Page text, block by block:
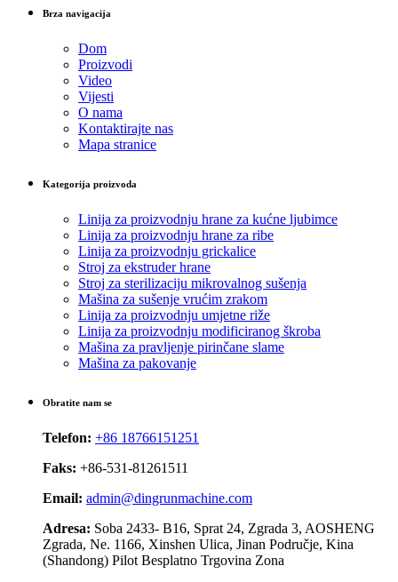
Brza navigacija
Dom
Proizvodi
Video
Vijesti
O nama
Kontaktirajte nas
Mapa stranice
Kategorija proizvoda
Linija za proizvodnju hrane za kućne ljubimce
Linija za proizvodnju hrane za ribe
Linija za proizvodnju grickalice
Stroj za ekstruder hrane
Stroj za sterilizaciju mikrovalnog sušenja
Mašina za sušenje vrućim zrakom
Linija za proizvodnju umjetne riže
Linija za proizvodnju modificiranog škroba
Mašina za pravljenje pirinčane slame
Mašina za pakovanje
Obratite nam se
Telefon: +86 18766151251
Faks: +86-531-81261511
Email: admin@dingrunmachine.com
Adresa: Soba 2433- B16, Sprat 24, Zgrada 3, AOSHENG
Zgrada, Ne. 1166, Xinshen Ulica, Jinan Područje, Kina
(Shandong) Pilot Besplatno Trgovina Zona